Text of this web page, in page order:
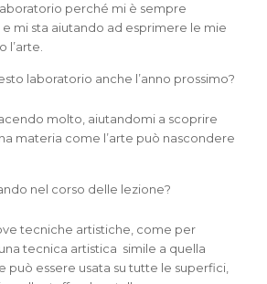
perché mi è sempre
mi sta aiutando ad esprimere le mie
l’arte.
laboratorio anche l’anno prossimo?
molto, aiutandomi a scoprire
materia come l’arte può nascondere
nel corso delle lezione?
tecniche artistiche, come per
tecnica artistica simile a quella
può essere usata su tutte le superfici,